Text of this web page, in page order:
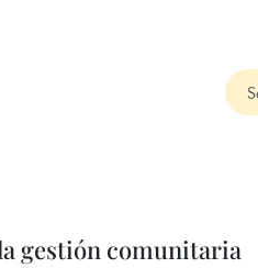
gestión comunitaria